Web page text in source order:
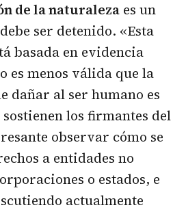
de la naturaleza es un
ser detenido. «Esta
basada en evidencia
es menos válida que la
dañar al ser humano es
los firmantes del
observar cómo se
a entidades no
o estados, e
actualmente